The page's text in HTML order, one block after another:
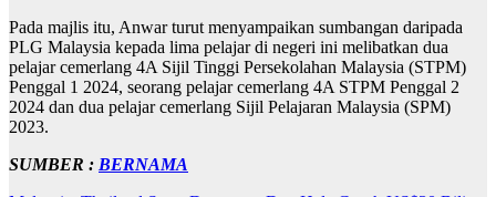
Pada majlis itu, Anwar turut menyampaikan sumbangan daripada
PLG Malaysia kepada lima pelajar di negeri ini melibatkan dua
pelajar cemerlang 4A Sijil Tinggi Persekolahan Malaysia (STPM)
Penggal 1 2024, seorang pelajar cemerlang 4A STPM Penggal 2
2024 dan dua pelajar cemerlang Sijil Pelajaran Malaysia (SPM)
2023.
SUMBER : BERNAMA